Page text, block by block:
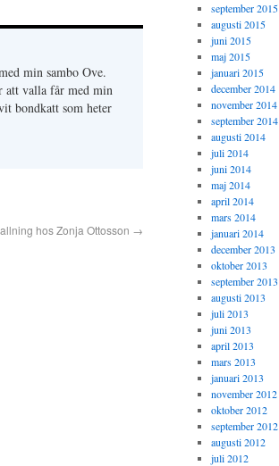
min sambo Ove.
att valla får med min
bondkatt som heter
hos Zonja Ottosson →
september 2015
augusti 2015
juni 2015
maj 2015
januari 2015
december 2014
november 2014
september 2014
augusti 2014
juli 2014
juni 2014
maj 2014
april 2014
mars 2014
januari 2014
december 2013
oktober 2013
september 2013
augusti 2013
juli 2013
juni 2013
april 2013
mars 2013
januari 2013
november 2012
oktober 2012
september 2012
augusti 2012
juli 2012